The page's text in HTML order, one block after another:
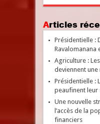
Articles
Présidentielle :
Ravalomanana
Agriculture :
deviennent une
Présidentielle :
peaufinent leur
Une nouvelle
l’accès de la
financiers